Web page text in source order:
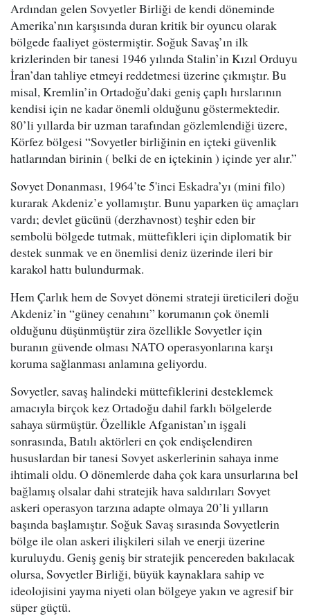
Ardından gelen Sovyetler Birliği de kendi döneminde
Amerika’nın karşısında duran kritik bir oyuncu olarak
bölgede faaliyet göstermiştir. Soğuk Savaş’ın ilk
krizlerinden bir tanesi 1946 yılında Stalin’in Kızıl Orduyu
İran’dan tahliye etmeyi reddetmesi üzerine çıkmıştır. Bu
misal, Kremlin’in Ortadoğu’daki geniş çaplı hırslarının
kendisi için ne kadar önemli olduğunu göstermektedir.
80’li yıllarda bir uzman tarafından gözlemlendiği üzere,
Körfez bölgesi “Sovyetler birliğinin en içteki güvenlik
hatlarından birinin ( belki de en içtekinin ) içinde yer alır.”
Sovyet Donanması, 1964’te 5'inci Eskadra’yı (mini filo)
kurarak Akdeniz’e yollamıştır. Bunu yaparken üç amaçları
vardı; devlet gücünü (derzhavnost) teşhir eden bir
sembolü bölgede tutmak, müttefikleri için diplomatik bir
destek sunmak ve en önemlisi deniz üzerinde ileri bir
karakol hattı bulundurmak.
Hem Çarlık hem de Sovyet dönemi strateji üreticileri doğu
Akdeniz’in “güney cenahını” korumanın çok önemli
olduğunu düşünmüştür zira özellikle Sovyetler için
buranın güvende olması NATO operasyonlarına karşı
koruma sağlanması anlamına geliyordu.
Sovyetler, savaş halindeki müttefiklerini desteklemek
amacıyla birçok kez Ortadoğu dahil farklı bölgelerde
sahaya sürmüştür. Özellikle Afganistan’ın işgali
sonrasında, Batılı aktörleri en çok endişelendiren
hususlardan bir tanesi Sovyet askerlerinin sahaya inme
ihtimali oldu. O dönemlerde daha çok kara unsurlarına bel
bağlamış olsalar dahi stratejik hava saldırıları Sovyet
askeri operasyon tarzına adapte olmaya 20’li yılların
başında başlamıştır. Soğuk Savaş sırasında Sovyetlerin
bölge ile olan askeri ilişkileri silah ve enerji üzerine
kuruluydu. Geniş geniş bir stratejik pencereden bakılacak
olursa, Sovyetler Birliği, büyük kaynaklara sahip ve
ideolojisini yayma niyeti olan bölgeye yakın ve agresif bir
süper güçtü.